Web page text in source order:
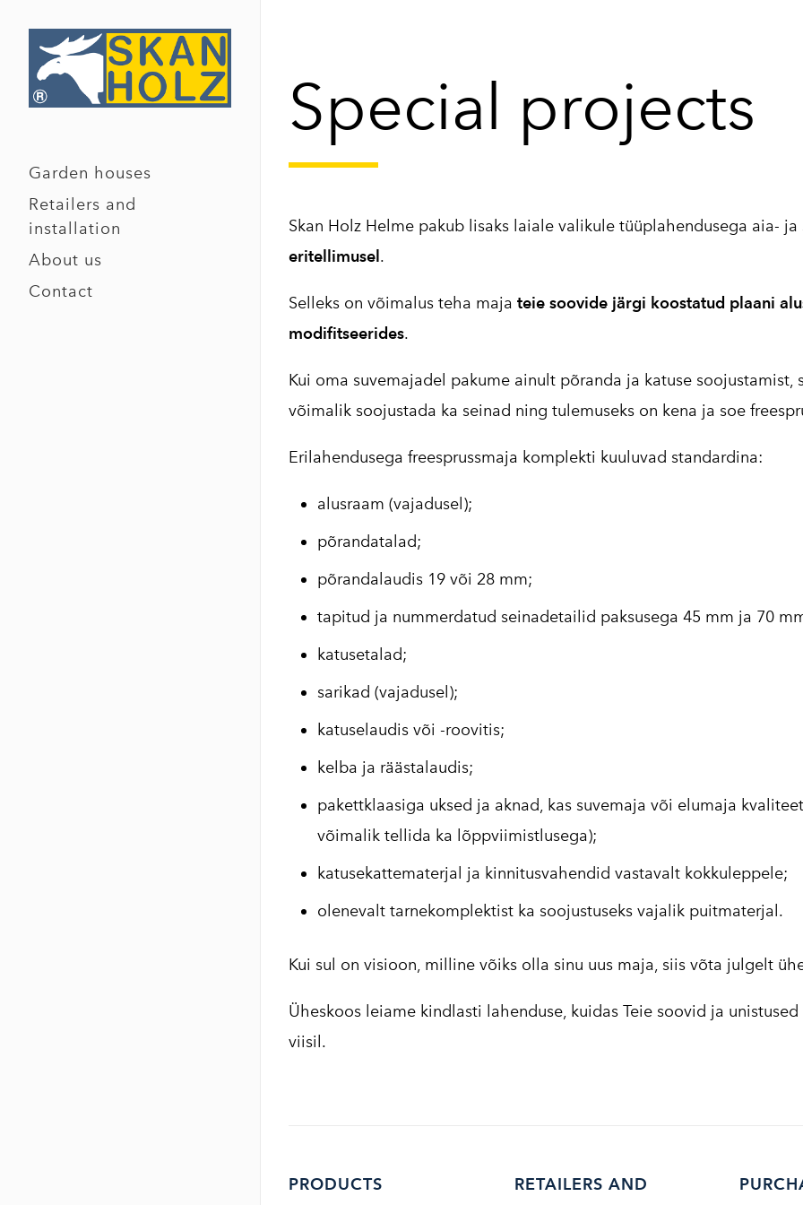
Garden houses
Retailers and
installation
About us
Contact
Special projects
Skan Holz Helme pakub lisaks laiale valikule tüüplahendusega aia-
eritellimusel .
Selleks on võimalus teha maja teie soovide järgi koostatud plaani
modifitseerides.
Kui oma suvemajadel pakume ainult põranda ja katuse
võimalik soojustada ka seinad ning tulemuseks on kena ja soe
Erilahendusega freesprussmaja komplekti kuuluvad standardina:
alusraam (vajadusel);
põrandatalad;
põrandalaudis 19 või 28 mm;
tapitud ja nummerdatud seinadetailid paksusega 45 mm ja 70
katusetalad;
sarikad (vajadusel);
katuselaudis või -roovitis;
kelba ja räästalaudis;
pakettklaasiga uksed ja aknad, kas suvemaja või elumaja
võimalik tellida ka lõppviimistlusega);
katusekattematerjal ja kinnitusvahendid vastavalt kokkuleppele;
olenevalt tarnekomplektist ka soojustuseks vajalik puitmaterjal.
Kui sul on visioon, milline võiks olla sinu uus maja, siis võta julgelt
Üheskoos leiame kindlasti lahenduse, kuidas Teie soovid ja
viisil.
PRODUCTS RETAILERS AND